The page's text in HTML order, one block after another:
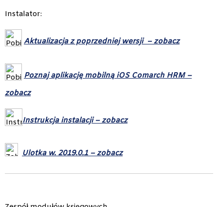
Instalator:
Aktualizacja z poprzedniej wersji – zobacz
Poznaj aplikację mobilną iOS Comarch HRM –
zobacz
Instrukcja instalacji – zobacz
Ulotka w. 2019.0.1 – zobacz